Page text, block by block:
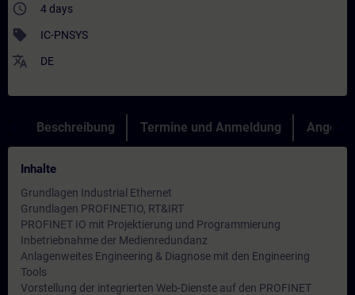
access_time 4 days
sell IC-PNSYS
translate DE
Beschreibung Termine und Anmeldung Angebot
Inhalte
Grundlagen Industrial Ethernet
Grundlagen PROFINETIO, RT&IRT
PROFINET IO mit Projektierung und Programmierung
Inbetriebnahme der Medienredundanz
Anlagenweites Engineering & Diagnose mit den Engineering
Tools
Vorstellung der integrierten Web-Dienste auf den PROFINET